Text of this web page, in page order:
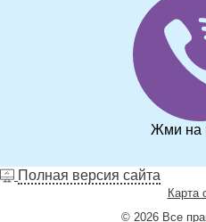
Жми на
Полная версия сайта
Карта
© 2026 Все